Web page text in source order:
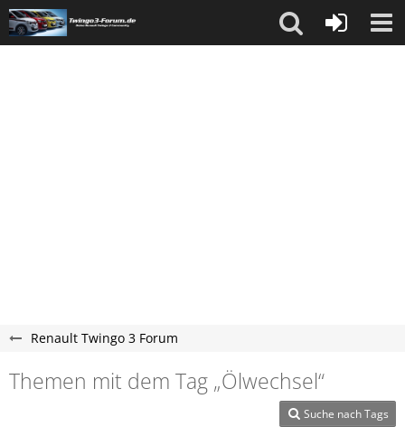
Renault Twingo 3 Forum
Themen mit dem Tag „Ölwechsel“
Suche nach Tags